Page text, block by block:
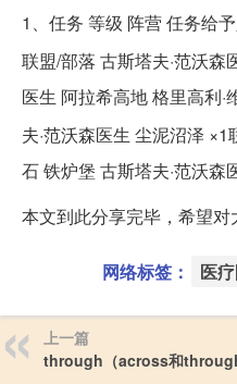
1、任务 等级 阵营 任务给
联盟/部落 古斯塔夫·范沃森
医生 阿拉希高地 格里高利
夫·范沃森医生 尘泥沼泽 ×1
石 铁炉堡 古斯塔夫·范沃森
本文到此分享完毕，希望对
网络标签： 医
上一篇
through（across和through